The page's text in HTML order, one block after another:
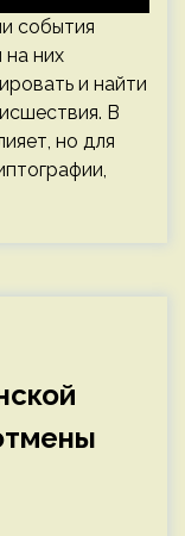
события
них
и найти
В
но для